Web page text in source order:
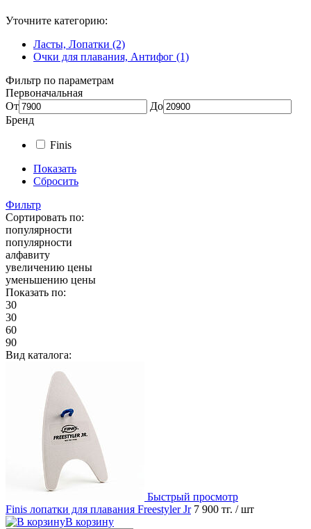
Уточните категорию:
Ласты, Лопатки (2)
Очки для плавания, Антифог (1)
Фильтр по параметрам
Первоначальная
От
До
Бренд
Finis
Показать
Сбросить
Фильтр
Сортировать по:
популярности
популярности
алфавиту
увеличению цены
уменьшению цены
Показать по:
30
30
60
90
Вид каталога:
Быстрый просмотр
Finis лопатки для плавания Freestyler Jr 7 900 тг. / шт
В корзину